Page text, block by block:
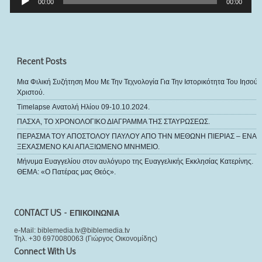
00:00 00:00
Recent Posts
Μια Φιλική Συζήτηση Μου Με Την Τεχνολογία Για Την Ιστορικότητα Του Ιησού
Χριστού.
Timelapse Ανατολή Ηλίου 09-10.10.2024.
ΠΑΣΧΑ, ΤΟ ΧΡΟΝΟΛΟΓΙΚΟ ΔΙΑΓΡΑΜΜΑ ΤΗΣ ΣΤΑΥΡΩΣΕΩΣ.
ΠΕΡΑΣΜΑ ΤΟΥ ΑΠΟΣΤΟΛΟΥ ΠΑΥΛΟΥ ΑΠΟ ΤΗΝ ΜΕΘΩΝΗ ΠΙΕΡΙΑΣ – ΕΝΑ
ΞΕΧΑΣΜΕΝΟ ΚΑΙ ΑΠΑΞΙΩΜΕΝΟ ΜΝΗΜΕΙΟ.
Μήνυμα Ευαγγελίου στον αυλόγυρο της Ευαγγελικής Εκκλησίας Κατερίνης.
ΘΕΜΑ: «Ο Πατέρας μας Θεός».
CONTACT US – ΕΠΙΚΟΙΝΩΝΙΑ
e-Mail: biblemedia.tv@biblemedia.tv
Τηλ. +30 6970080063 (Γιώργος Οικονομίδης)
Connect With Us